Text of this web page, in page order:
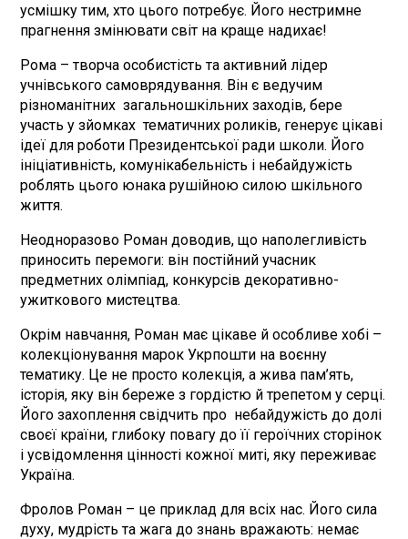
усмішку тим, хто цього потребує. Його нестримне
прагнення змінювати світ на краще надихає!
Рома – творча особистість та активний лідер
учнівського самоврядування. Він є ведучим
різноманітних загальношкільних заходів, бере
участь у зйомках тематичних роликів, генерує цікаві
ідеї для роботи Президентської ради школи. Його
ініціативність, комунікабельність і небайдужість
роблять цього юнака рушійною силою шкільного
життя.
Неодноразово Роман доводив, що наполегливість
приносить перемоги: він постійний учасник
предметних олімпіад, конкурсів декоративно-
ужиткового мистецтва.
Окрім навчання, Роман має цікаве й особливе хобі –
колекціонування марок Укрпошти на воєнну
тематику. Це не просто колекція, а жива пам’ять,
історія, яку він береже з гордістю й трепетом у серці.
Його захоплення свідчить про небайдужість до долі
своєї країни, глибоку повагу до її героїчних сторінок
і усвідомлення цінності кожної миті, яку переживає
Україна.
Фролов Роман – це приклад для всіх нас. Його сила
духу, мудрість та жага до знань вражають: немає